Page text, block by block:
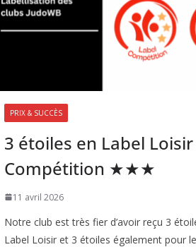
PRIX & SUCCÈS
3 étoiles en Label
Compétition ★★★
11 avril 2026
Notre club est très fier d’avoir reçu 3
Label Loisir et 3 étoiles également pour